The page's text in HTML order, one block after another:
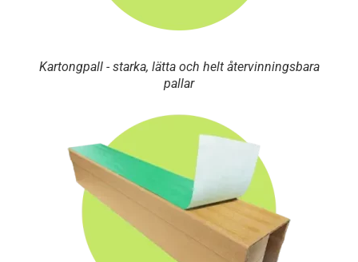
Kartongpall - starka, lätta och helt återvinningsbara
pallar